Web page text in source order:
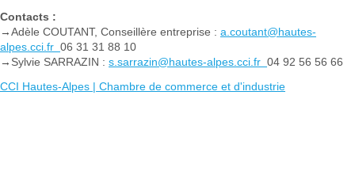
Contacts :
→Adèle COUTANT, Conseillère entreprise : a.coutant@hautes-
alpes.cci.fr 06 31 31 88 10
→ Sylvie SARRAZIN : s.sarrazin@hautes-alpes.cci.fr 04 92 56 56 66
CCI Hautes-Alpes | Chambre de commerce et d'industrie